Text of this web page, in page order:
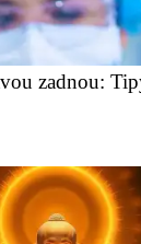
zadnou: